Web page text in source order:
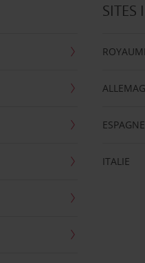
SITES
ESPAGNE
ITALIE